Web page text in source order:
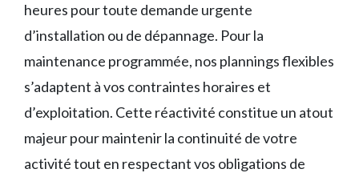
heures pour toute demande urgente
d’installation ou de dépannage. Pour la
maintenance programmée, nos plannings flexibles
s’adaptent à vos contraintes horaires et
d’exploitation. Cette réactivité constitue un atout
majeur pour maintenir la continuité de votre
activité tout en respectant vos obligations de